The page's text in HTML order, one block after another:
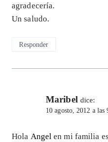
agradecería.
Un saludo.
Responder
Maribel dice:
10 agosto, 2012 a las
Hola Angelen mi familia